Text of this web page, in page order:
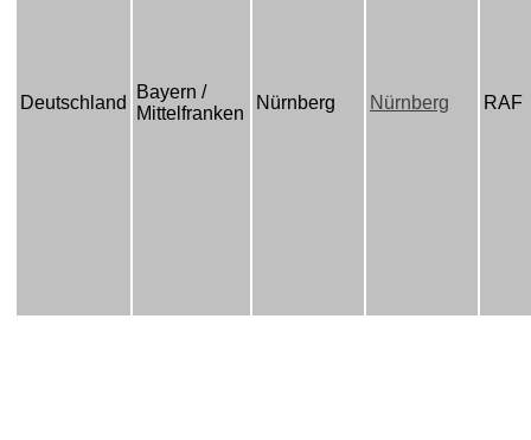
Deutschland
Bayern /
Mittelfranken
Nürnberg Nürnberg RAF